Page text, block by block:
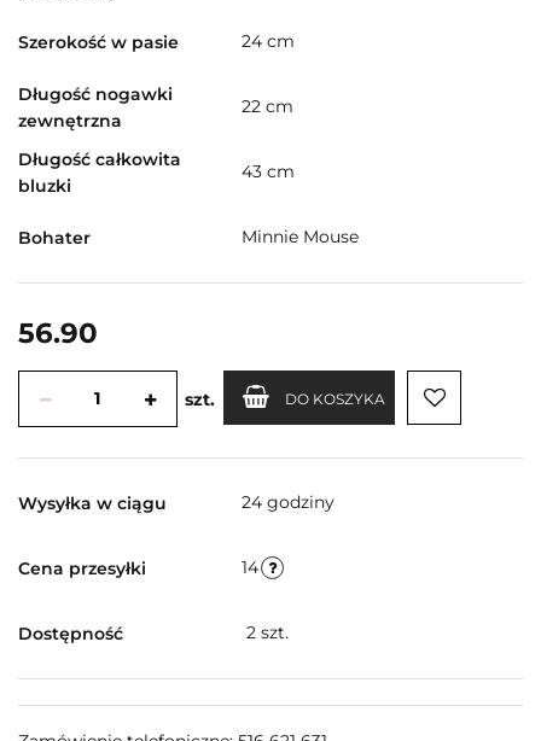
Szerokość w pasie 24 cm
Długość nogawki
zewnętrzna
22 cm
Długość całkowita
bluzki
43 cm
Bohater Minnie Mouse
56.90
szt. DO KOSZYKA
Wysyłka w ciągu 24 godziny
Cena przesyłki 14
Dostępność 2 szt.